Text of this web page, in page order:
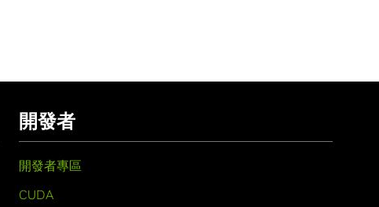
開發者
開發者專區
CUDA